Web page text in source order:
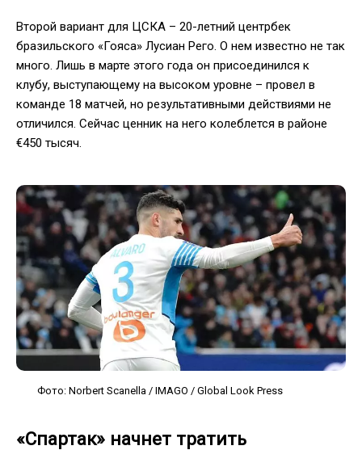
Второй вариант для ЦСКА – 20-летний центрбек
бразильского «Гояса» Лусиан Рего. О нем известно не так
много. Лишь в марте этого года он присоединился к
клубу, выступающему на высоком уровне – провел в
команде 18 матчей, но результативными действиями не
отличился. Сейчас ценник на него колеблется в районе
€450 тысяч.
Фото: Norbert Scanella / IMAGO / Global Look Press
«Спартак» начнет тратить